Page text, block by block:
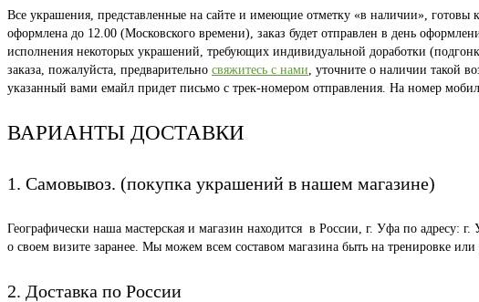
Все украшения, представленные на сайте и имеющие отметку «в наличии», готовы
оформлена до 12.00 (Московского времени), заказ будет отправлен в день
исполнения некоторых украшений, требующих индивидуальной доработки
заказа, пожалуйста, предварительно свяжитесь с нами, уточните о наличии такой
указанный вами емайл придет письмо с трек-номером отправления. На номер
ВАРИАНТЫ ДОСТАВКИ
1. Самовывоз. (покупка украшений в нашем магазине)
Географически наша мастерская и магазин находится в России, г. Уфа по
о своем визите заранее. Мы можем всем составом магазина быть на тренировке
2. Доставка по России